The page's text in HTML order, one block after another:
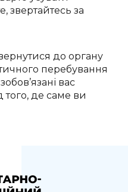
за
до органу
перебування
вас
того, де саме ви